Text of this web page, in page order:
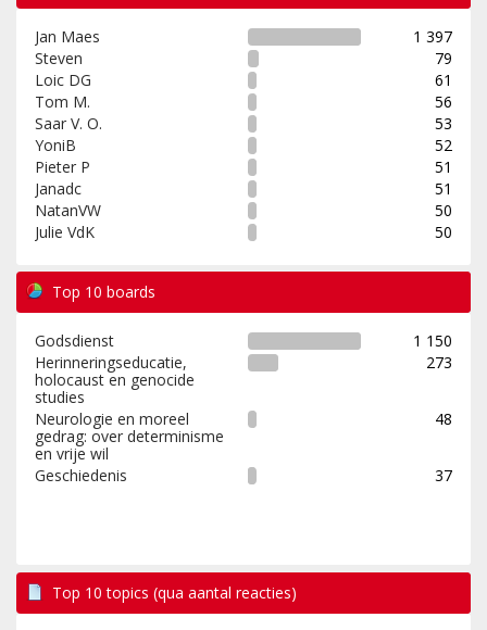
Jan Maes
1 397
Steven
79
Loic DG
61
Tom M.
56
Saar V. O.
53
YoniB
52
Pieter P
51
Janadc
51
NatanVW
50
Julie VdK
50
Top 10 boards
Godsdienst
1 150
Herinneringseducatie,
holocaust en genocide
studies
273
Neurologie en moreel
gedrag: over determinisme
en vrije wil
48
Geschiedenis 37
Top 10 topics (qua aantal reacties)